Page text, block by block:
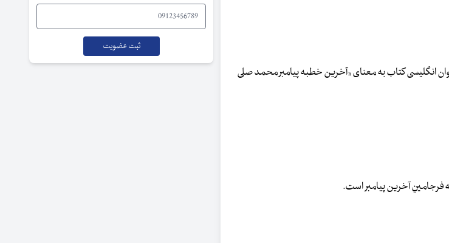
انگلیسی کتاب به معنای «آخرین خطبه پیامبر محمد صلی
فرجامینِ آخرین پیامبر است.